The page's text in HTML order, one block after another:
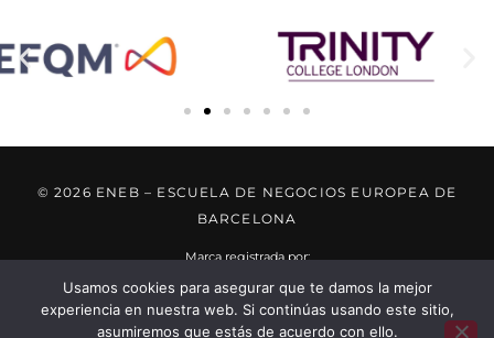
© 2026 ENEB – ESCUELA DE NEGOCIOS EUROPEA DE
BARCELONA
Marca registrada por:
Usamos cookies para asegurar que te damos la mejor
experiencia en nuestra web. Si continúas usando este sitio,
asumiremos que estás de acuerdo con ello.